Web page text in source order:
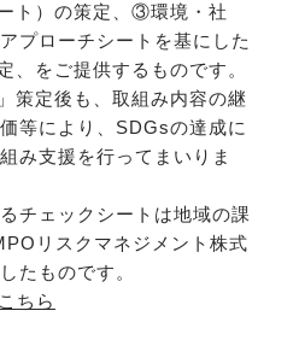
ト）の策定、③環境・社
プローチシートを基にした
、をご提供するものです。
策定後も、取組み内容の継
等により、SDGsの達成に
み支援を行ってまいりま
チェックシートは地域の課
リスクマネジメント株式
たものです。
ちら